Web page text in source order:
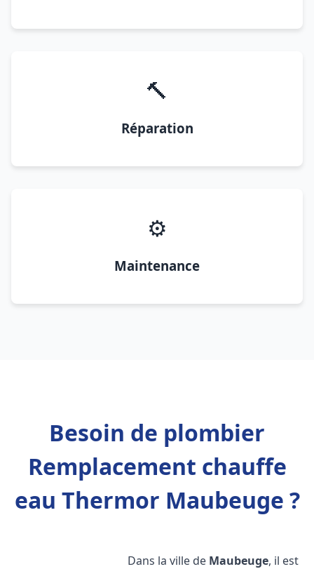
🔨
Réparation
⚙️
Maintenance
Besoin de plombier
Remplacement chauffe
eau Thermor Maubeuge ?
Dans la ville de Maubeuge, il est